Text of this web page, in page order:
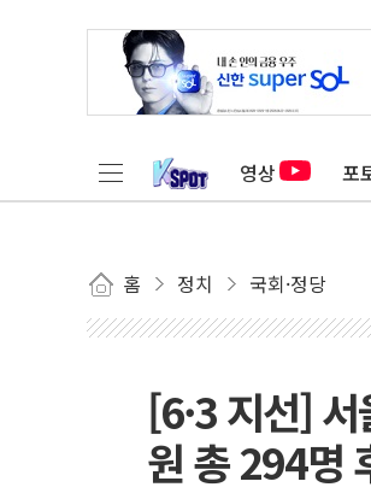
영상 포
홈 정치 국회·정당
[6·3 지선]
원 총 294명